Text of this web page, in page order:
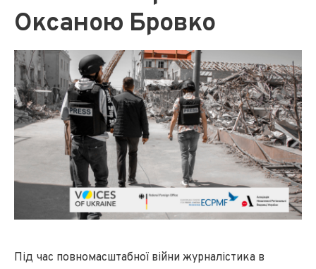
Оксаною Бровко
Під час повномасштабної війни журналістика в